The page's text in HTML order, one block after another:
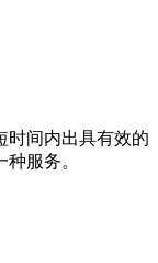
时间内出具有效的
服务。